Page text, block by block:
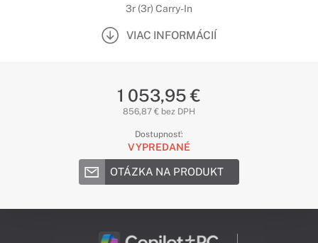
3r (3r) Carry-In
VIAC INFORMÁCIÍ
1 053,95 €
856,87 € bez DPH
Dostupnosť:
VYPREDANÉ
OTÁZKA NA PRODUKT